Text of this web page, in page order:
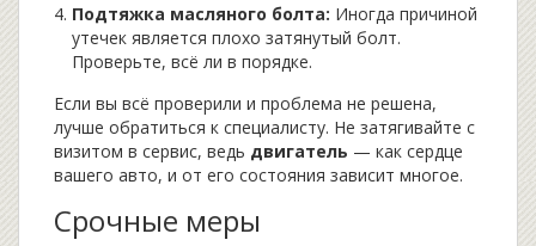
Подтяжка масляного болта: Иногда причиной
утечек является плохо затянутый болт.
Проверьте, всё ли в порядке.
Если вы всё проверили и проблема не решена,
лучше обратиться к специалисту. Не затягивайте с
визитом в сервис, ведь двигатель — как сердце
вашего авто, и от его состояния зависит многое.
Срочные меры